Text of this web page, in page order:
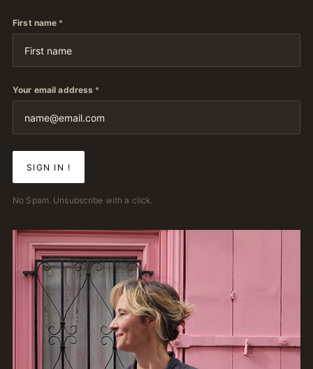
First name *
Your email address *
No Spam. Unsubscribe with a click.